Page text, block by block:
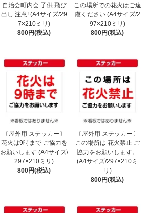
自治会町内会 子供 飛び
出し 注意! (A4サイズ/29
7×210ミリ)
800円(税込)
この場所での花火はご遠
慮ください (A4サイズ/2
97×210ミリ)
800円(税込)
〔屋外用 ステッカー〕
花火は9時まで ご協力を
お願いします (A4サイズ/
297×210ミリ)
800円(税込)
〔屋外用 ステッカー〕
この場所は 花火禁止 ご
協力をお願いします。
(A4サイズ/297×210ミ
リ)
800円(税込)